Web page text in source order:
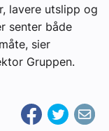
lavere utslipp og
senter både
sier
Gruppen.